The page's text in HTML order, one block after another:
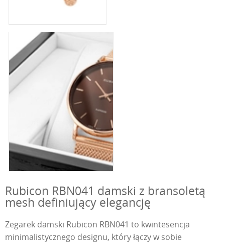
Rubicon RBN041 damski z bransoletą
mesh definiujący elegancję
Zegarek damski Rubicon RBN041 to kwintesencja
minimalistycznego designu, który łączy w sobie